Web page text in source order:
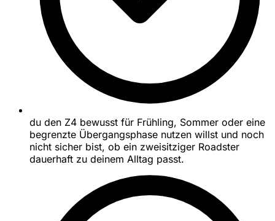
du den Z4 bewusst für Frühling, Sommer oder eine
begrenzte Übergangsphase nutzen willst und noch
nicht sicher bist, ob ein zweisitziger Roadster
dauerhaft zu deinem Alltag passt.